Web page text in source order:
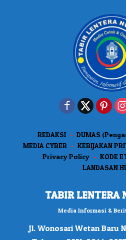
REDAKSI
DUMAS
MEDIA CYBER
KEBIJAKAN
Privacy Policy
KODE
LANDASAN
TABIR LENTERA
Media Informasi &
Jl. Wonosari Wetan Baru